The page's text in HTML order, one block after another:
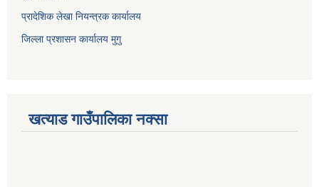
प्रादेशिक लेखा नियन्त्रक कार्यालय
जिल्ला प्रशासन कार्यालय मुगु
खत्याड गाउँपालिका नक्सा